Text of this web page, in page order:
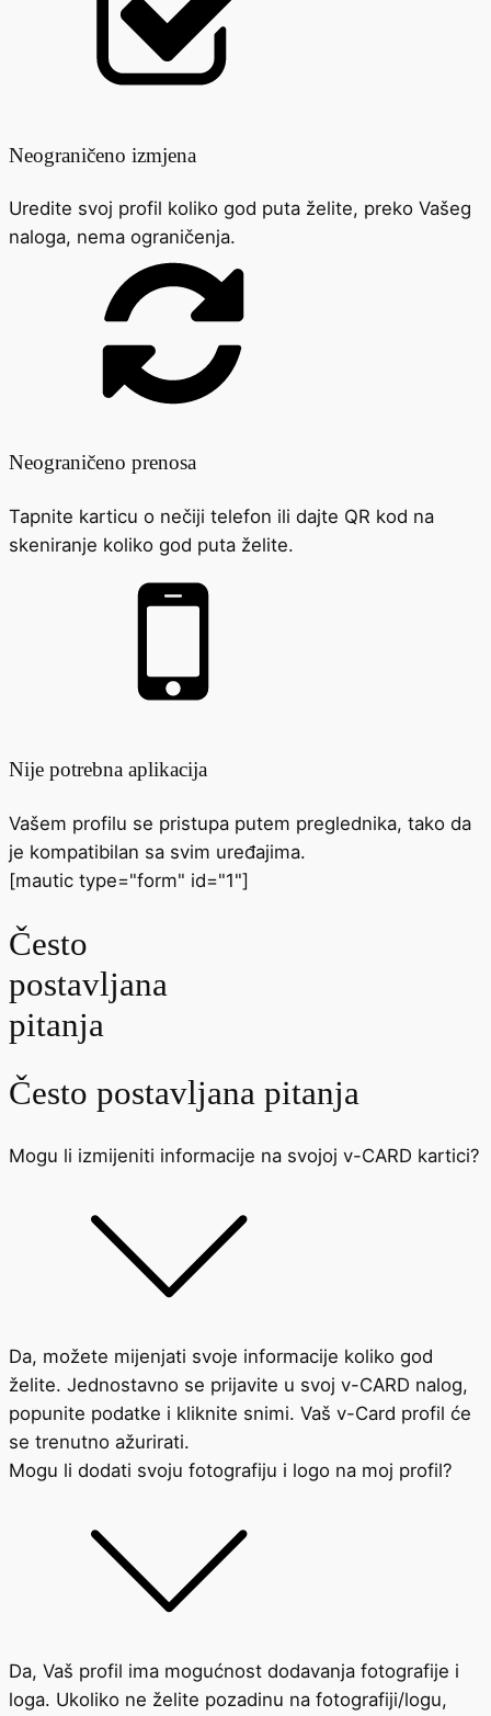
Neograničeno izmjena
Uredite svoj profil koliko god puta želite, preko Vašeg
naloga, nema ograničenja.
Neograničeno prenosa
Tapnite karticu o nečiji telefon ili dajte QR kod na
skeniranje koliko god puta želite.
Nije potrebna aplikacija
Vašem profilu se pristupa putem preglednika, tako da
je kompatibilan sa svim uređajima.
[mautic type="form" id="1"]
Često
postavljana
pitanja
Često postavljana pitanja
Mogu li izmijeniti informacije na svojoj v-CARD kartici?
Da, možete mijenjati svoje informacije koliko god
želite. Jednostavno se prijavite u svoj v-CARD nalog,
popunite podatke i kliknite snimi. Vaš v-Card profil će
se trenutno ažurirati.
Mogu li dodati svoju fotografiju i logo na moj profil?
Da, Vaš profil ima mogućnost dodavanja fotografije i
loga. Ukoliko ne želite pozadinu na fotografiji/logu,